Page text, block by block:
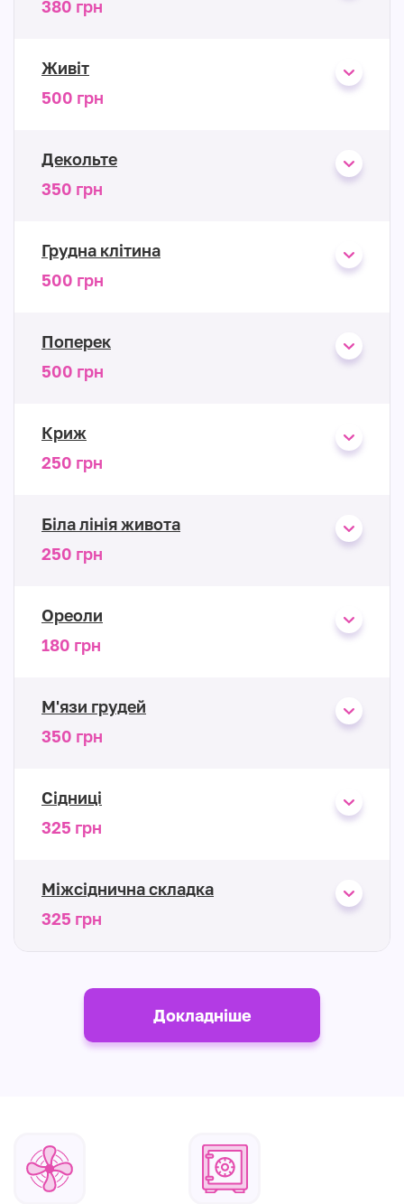
380 грн
Живіт
500 грн
Декольте
350 грн
Грудна клітина
500 грн
Поперек
500 грн
Криж
250 грн
Біла лінія живота
250 грн
Ореоли
180 грн
М'язи грудей
350 грн
Сідниці
325 грн
Міжсіднична складка
325 грн
Докладніше